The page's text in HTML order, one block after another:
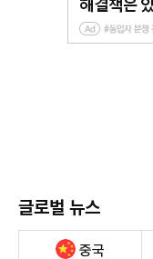
글로벌 뉴스
중국